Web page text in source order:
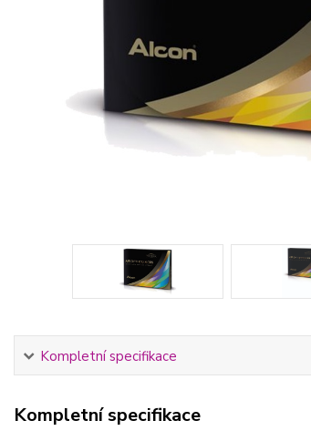
Kompletní specifikace
Kompletní specifikace